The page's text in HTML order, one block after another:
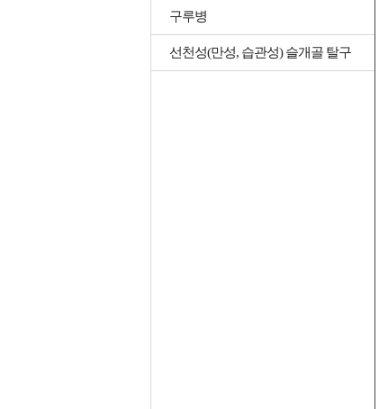
구루병
선천성(만성, 습관성) 슬개골 탈구